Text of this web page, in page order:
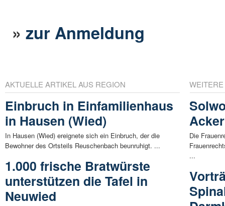
»zur Anmeldung
AKTUELLE ARTIKEL AUS REGION
Einbruch in Einfamilienhaus
in Hausen (Wied)
In Hausen (Wied) ereignete sich ein Einbruch, der die
Bewohner des Ortsteils Reuschenbach beunruhigt. ...
1.000 frische Bratwürste
unterstützen die Tafel in
Neuwied
Die
...